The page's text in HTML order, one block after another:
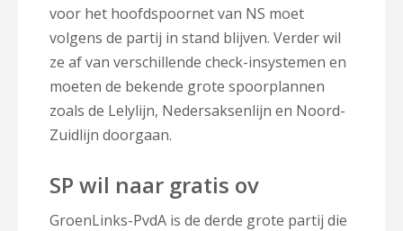
voor het hoofdspoornet van NS moet
volgens de partij in stand blijven. Verder wil
ze af van verschillende check-insystemen en
moeten de bekende grote spoorplannen
zoals de Lelylijn, Nedersaksenlijn en Noord-
Zuidlijn doorgaan.
SP wil naar gratis ov
GroenLinks-PvdA is de derde grote partij die